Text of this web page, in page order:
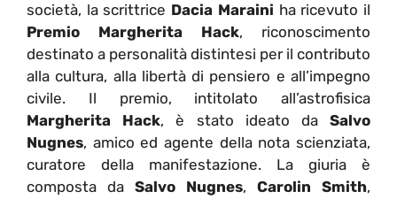
società, la scrittrice Dacia Maraini ha ricevuto il
Premio Margherita Hack, riconoscimento
destinato a personalità distintesi per il contributo
alla cultura, alla libertà di pensiero e all’impegno
civile. Il premio, intitolato all’astrofisica
Margherita Hack, è stato ideato daSalvo
Nugnes, amico ed agente della nota scienziata,
curatore della manifestazione. La giuria è
composta da Salvo Nugnes, Carolin Smith,